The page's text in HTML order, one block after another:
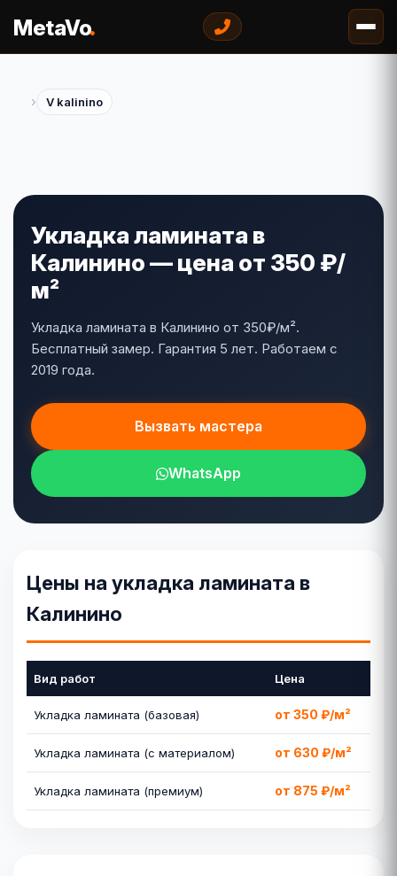
MetaVo.
› V kalinino
Укладка ламината в
Калинино — цена от 350 ₽/
м²
Укладка ламината в Калинино от 350₽/м².
Бесплатный замер. Гарантия 5 лет. Работаем с
2019 года.
Вызвать мастера
WhatsApp
Цены на укладка ламината в
Калинино
Вид работ Цена
Укладка ламината (базовая) от 350 ₽/м²
Укладка ламината (с материалом) от 630 ₽/м²
Укладка ламината (премиум) от 875 ₽/м²